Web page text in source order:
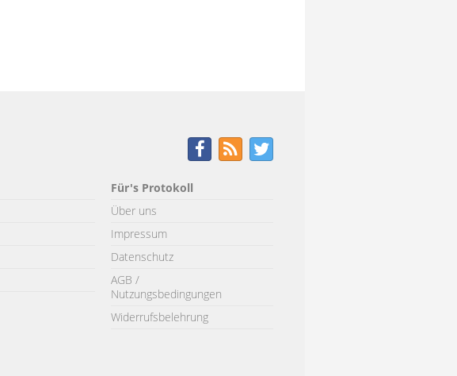
Für's Protokoll
Über uns
Impressum
Datenschutz
AGB /
Nutzungsbedingungen
Widerrufsbelehrung